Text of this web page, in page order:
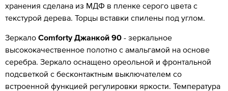
хранения сделана из МДФ в пленке серого цвета с
текстурой дерева. Торцы вставки спилены под углом.
Зеркало Comforty Джанкой 90 - зеркальное
высококачественное полотно с амальгамой на основе
серебра. Зеркало оснащено ореольной и фронтальной
подсветкой с бесконтактным выключателем со
встроенной функцией регулировки яркости. Температура